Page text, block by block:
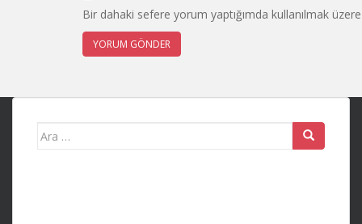
Bir dahaki sefere yorum yaptığımda kullanılmak
Search